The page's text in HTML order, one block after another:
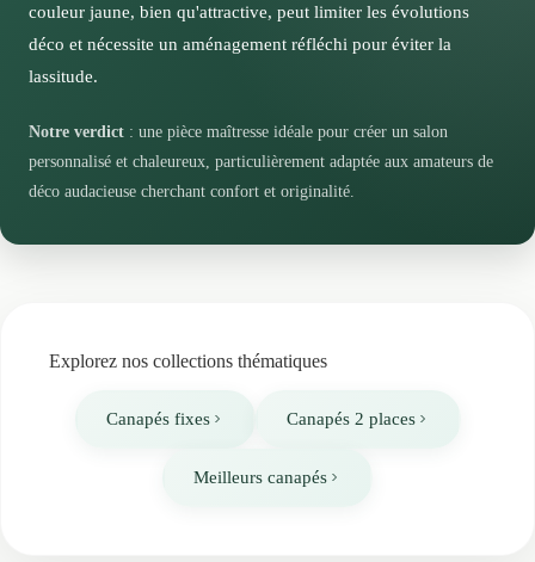
Cette couleur jaune audacieuse vous donnera
l'occasion de créer un salon personnalisé et
chaleureux, loin des tons neutres habituels.
couleur jaune, bien qu'attractive, peut limiter les évolutions
déco et nécessite un aménagement réfléchi pour éviter la
lassitude.
Notre verdict : une pièce maîtresse idéale pour créer un salon
personnalisé et chaleureux, particulièrement adaptée aux amateurs de
déco audacieuse cherchant confort et originalité.
Explorez nos collections thématiques
Canapés fixes Canapés 2 places
Meilleurs canapés